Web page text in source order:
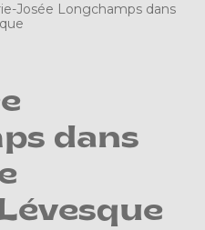
Josée Longchamps dans
dans